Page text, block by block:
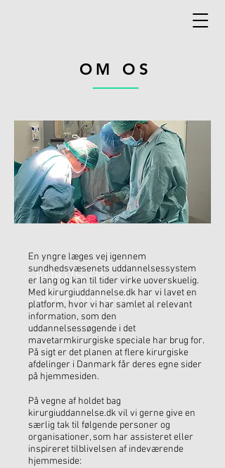
OM OS
FOKUS PÅ
UDDANNELSE
En yngre læges vej igennem
sundhedsvæsenets uddannelsessystem
er lang og kan til tider virke uoverskuelig.
Med kirurgiuddannelse.dk har vi lavet en
platform, hvor vi har samlet al relevant
information, som den
uddannelsessøgende i det
mavetarmkirurgiske speciale har brug for.
På sigt er det planen at flere kirurgiske
afdelinger i Danmark får deres egne sider
på hjemmesiden.
På vegne af holdet bag
kirurgiuddannelse.dk vil vi gerne give en
særlig tak til følgende personer og
organisationer, som har assisteret eller
inspireret tilblivelsen af indeværende
hjemmeside: